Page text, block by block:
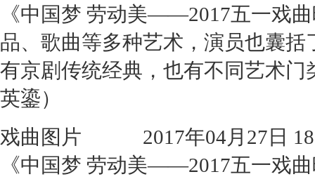
《中国梦 劳动美——2017五一戏
品、歌曲等多种艺术，演员也囊
有京剧传统经典，也有不同艺术
英鎏）
戏曲图片 2017年04月27日
《中国梦 劳动美——2017五一戏